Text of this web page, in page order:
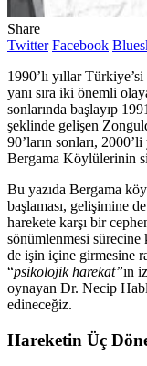
Share
Twitter Facebook
1990’lı yıllar
yanı sıra iki önemli
sonlarında başlayıp
şeklinde gelişen
90’ların sonları,
Bergama Köylülerinin
Bu yazıda Bergama
başlaması, gelişimine
harekete karşı bir
sönümlenmesi sürecine
de işin içine girmesine
“psikolojik harekat”ın
oynayan Dr. Necip
edineceğiz.
Hareketin Üç